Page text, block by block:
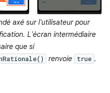
axé sur l'utilisateur pour
L'écran intermédiaire
que si
renvoie true .